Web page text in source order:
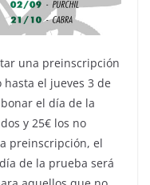
una preinscripción
el jueves 3 de
el día de la
y 25€ los no
preinscripción, el
de la prueba será